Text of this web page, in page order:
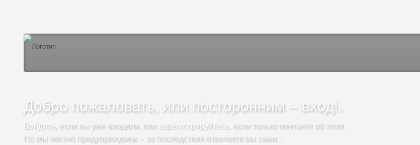
Добро пожаловать, или посторонним – вход!..
Войдите, если вы уже входили, или зарегистрируйтесь, если только мечтаете об этом.
Но мы честно предупреждаем – за последствия отвечаете вы сами…